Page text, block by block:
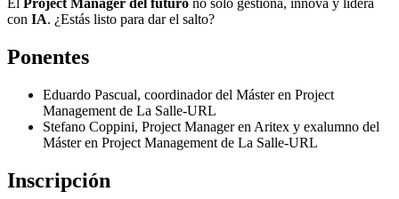
El Project Manager del futuro no solo gestiona, innova y lidera
con IA. ¿Estás listo para dar el salto?
Ponentes
Eduardo Pascual, coordinador del Máster en Project
Management de La Salle-URL
Stefano Coppini, Project Manager en Aritex y exalumno del
Máster en Project Management de La Salle-URL
Inscripción